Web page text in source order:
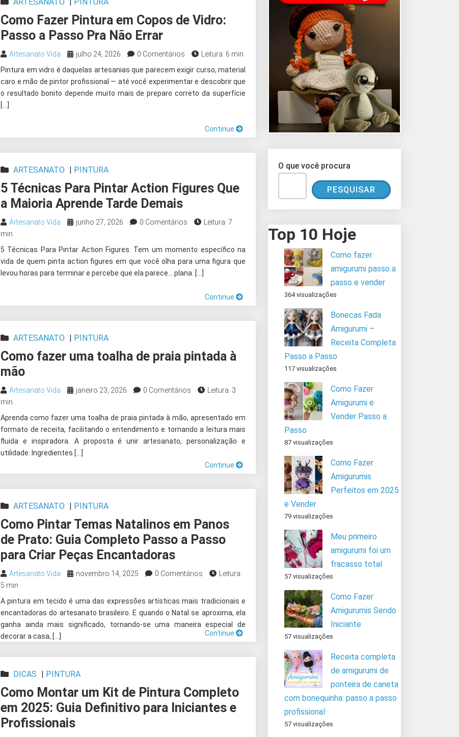
ARTESANATO PINTURA
Como Fazer Pintura em Copos de Vidro:
Passo a Passo Pra Não Errar
Artesanato Vida julho 24, 2026 0 Comentários
Leitura: 6 min
Pintura em vidro é daquelas artesanias que parecem exigir curso, material
caro e mão de pintor profissional — até você experimentar e descobrir que
o resultado bonito depende muito mais de preparo correto da superfície
[…]
Continue
ARTESANATO PINTURA
5 Técnicas Para Pintar Action Figures Que
a Maioria Aprende Tarde Demais
Artesanato Vida junho 27, 2026 0 Comentários
Leitura: 7
min
5 Técnicas Para Pintar Action Figures. Tem um momento específico na
vida de quem pinta action figures em que você olha para uma figura que
levou horas para terminar e percebe que ela parece… plana. […]
Continue
ARTESANATO PINTURA
Como fazer uma toalha de praia pintada à
mão
Artesanato Vida janeiro 23, 2026 0 Comentários
Leitura: 3
min
Aprenda como fazer uma toalha de praia pintada à mão, apresentado em
formato de receita, facilitando o entendimento e tornando a leitura mais
fluida e inspiradora. A proposta é unir artesanato, personalização e
utilidade. Ingredientes […]
Continue
ARTESANATO PINTURA
Como Pintar Temas Natalinos em Panos
de Prato: Guia Completo Passo a Passo
para Criar Peças Encantadoras
Artesanato Vida novembro 14, 2025 0 Comentários
Leitura:
5 min
A pintura em tecido é uma das expressões artísticas mais tradicionais e
encantadoras do artesanato brasileiro. E quando o Natal se aproxima, ela
ganha ainda mais significado, tornando-se uma maneira especial de
decorar a casa, […]
Continue
DICAS PINTURA
Como Montar um Kit de Pintura Completo
em 2025: Guia Definitivo para Iniciantes e
Profissionais
O que você procura
PESQUISAR
Top 10 Hoje
Como fazer
amigurumi passo a
passo e vender
364 visualizações
Bonecas Fada
Amigurumi –
Receita Completa
Passo a Passo
117 visualizações
Como Fazer
Amigurumi e
Vender Passo a
Passo
87 visualizações
Como Fazer
Amigurumis
Perfeitos em 2025
e Vender
79 visualizações
Meu primeiro
amigurumi foi um
fracasso total
57 visualizações
Como Fazer
Amigurumis Sendo
Iniciante
57 visualizações
Receita completa
de amigurumi de
ponteira de caneta
com bonequinha: passo a passo
profissional
57 visualizações